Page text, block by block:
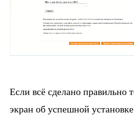
Если всё сделано правильно
экран об успешной